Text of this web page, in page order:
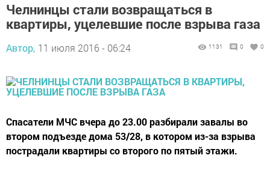
Челнинцы стали возвращаться в
квартиры, уцелевшие после взрыва газа
Автор, 11 июля 2016 - 06:24 1131 0 0
Спасатели МЧС вчера до 23.00 разбирали завалы во
втором подъезде дома 53/28, в котором из-за взрыва
пострадали квартиры со второго по пятый этажи.